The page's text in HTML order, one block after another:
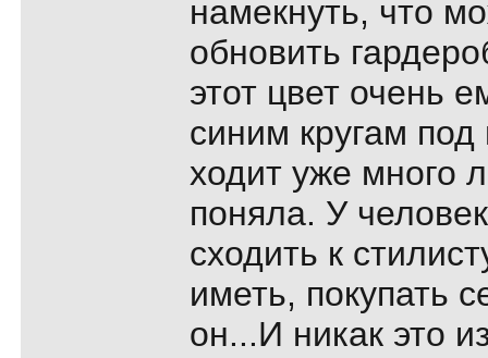
намекнуть, что
обновить
этот цвет очень
синим кругам под
ходит уже много
поняла. У
сходить к
иметь, покупать
он...И никак это